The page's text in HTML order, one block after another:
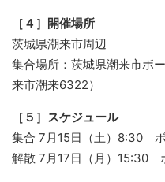
［４］開催場所
茨城県潮来市周辺
集合場所：茨城県潮来市ボ
来市潮来6322）
［５］スケジュール
集合 7月15日（土）8:30
解散 7月17日（月）15:30